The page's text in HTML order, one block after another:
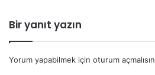
Bir yanıt yazın
Yorum yapabilmek için oturum